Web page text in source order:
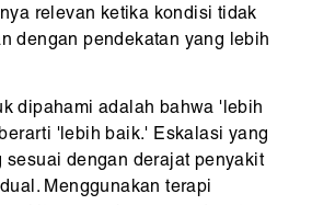
relevan ketika kondisi tidak
dengan pendekatan yang lebih
dipahami adalah bahwa 'lebih
'lebih baik.' Eskalasi yang
sesuai dengan derajat penyakit
Menggunakan terapi